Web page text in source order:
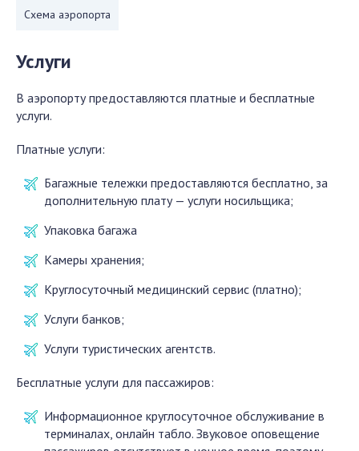
Схема аэропорта
Услуги
В аэропорту предоставляются платные и бесплатные
услуги.
Платные услуги:
Багажные тележки предоставляются бесплатно, за
дополнительную плату — услуги носильщика;
Упаковка багажа
Камеры хранения;
Круглосуточный медицинский сервис (платно);
Услуги банков;
Услуги туристических агентств.
Бесплатные услуги для пассажиров:
Информационное круглосуточное обслуживание в
терминалах, онлайн табло. Звуковое оповещение